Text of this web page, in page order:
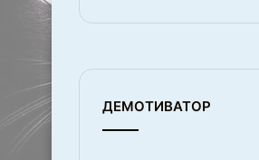
ДЕМОТИВАТОР